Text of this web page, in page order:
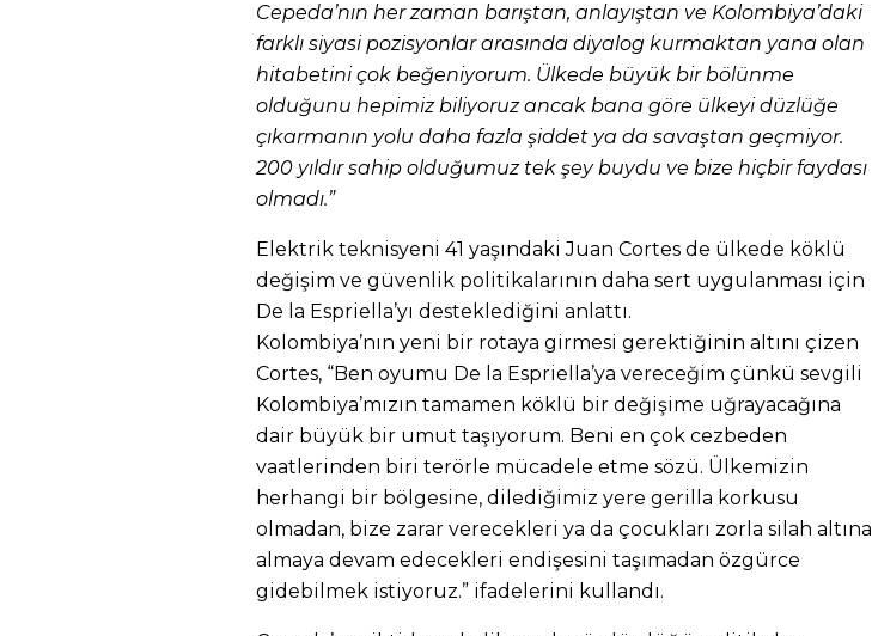
Cepeda’nın her zaman barıştan, anlayıştan ve Kolombiya’daki
farklı siyasi pozisyonlar arasında diyalog kurmaktan yana olan
hitabetini çok beğeniyorum. Ülkede büyük bir bölünme
olduğunu hepimiz biliyoruz ancak bana göre ülkeyi düzlüğe
çıkarmanın yolu daha fazla şiddet ya da savaştan geçmiyor.
200 yıldır sahip olduğumuz tek şey buydu ve bize hiçbir faydası
olmadı.”
Elektrik teknisyeni 41 yaşındaki Juan Cortes de ülkede köklü
değişim ve güvenlik politikalarının daha sert uygulanması için
De la Espriella’yı desteklediğini anlattı.
Kolombiya’nın yeni bir rotaya girmesi gerektiğinin altını çizen
Cortes, “Ben oyumu De la Espriella’ya vereceğim çünkü sevgili
Kolombiya’mızın tamamen köklü bir değişime uğrayacağına
dair büyük bir umut taşıyorum. Beni en çok cezbeden
vaatlerinden biri terörle mücadele etme sözü. Ülkemizin
herhangi bir bölgesine, dilediğimiz yere gerilla korkusu
olmadan, bize zarar verecekleri ya da çocukları zorla silah altına
almaya devam edecekleri endişesini taşımadan özgürce
gidebilmek istiyoruz.” ifadelerini kullandı.